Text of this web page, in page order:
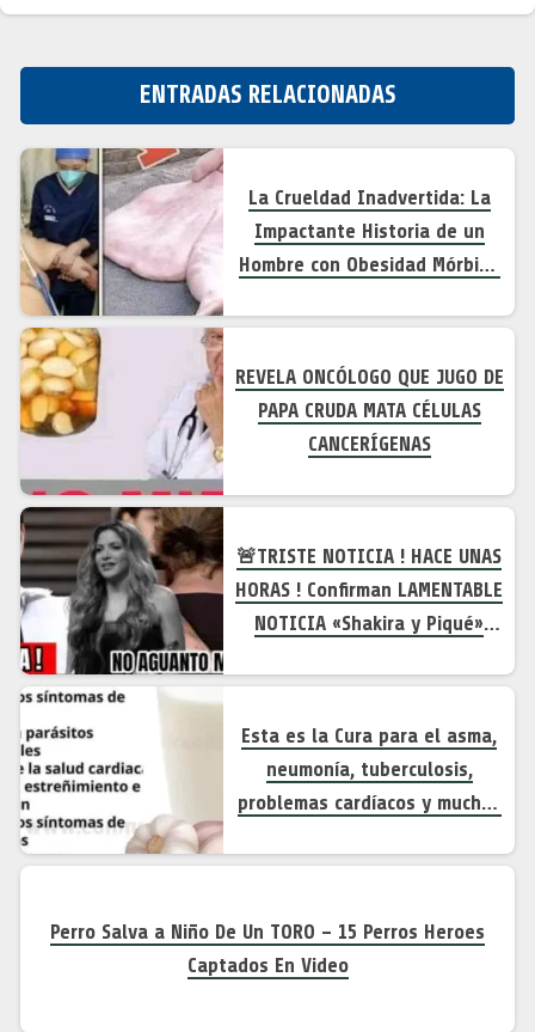
ENTRADAS RELACIONADAS
La Crueldad Inadvertida: La
Impactante Historia de un
Hombre con Obesidad Mórbida
REVELA ONCÓLOGO QUE JUGO DE
PAPA CRUDA MATA CÉLULAS
CANCERÍGENAS
🚨TRISTE NOTICIA ! HACE UNAS
HORAS ! Confirman LAMENTABLE
NOTICIA «Shakira y Piqué»
Esta es la Cura para el asma,
neumonía, tuberculosis,
problemas cardíacos y muchas
Perro Salva a Niño De Un TORO – 15 Perros Heroes
Captados En Video